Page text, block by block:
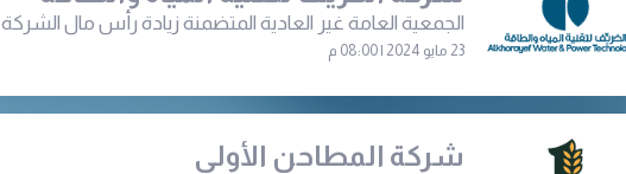
الجمعية العامة غير العادية المتضمنة زيادة رأس مال الشركة
23 مايو 2024 | 08:00 م
شركة المطاحن الأولى